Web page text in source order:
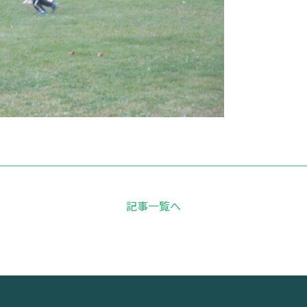
記事一覧へ